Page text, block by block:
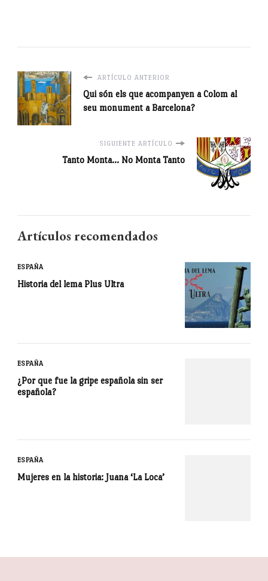
ARTÍCULO ANTERIOR
Qui són els que acompanyen a Colom al
seu monument a Barcelona?
SIGUIENTE ARTÍCULO
Tanto Monta... No Monta Tanto
Artículos recomendados
ESPAÑA
Historia del lema Plus Ultra
ESPAÑA
¿Por que fue la gripe española sin ser
española?
ESPAÑA
Mujeres en la historia: Juana ‘La Loca’